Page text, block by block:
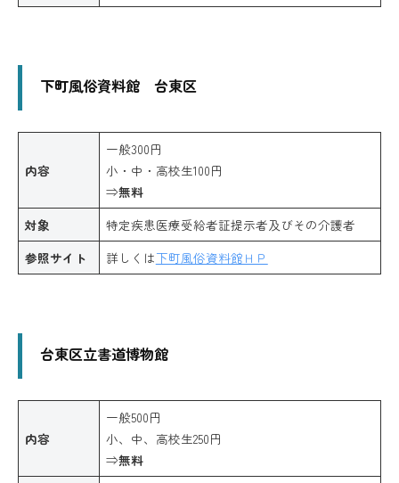
下町風俗資料館 台東区
内容
一般300円
小・中・高校生100円
⇒無料
対象
特定疾患医療受給者証提示者及びその介護者
参照サイト
詳しくは下町風俗資料館ＨＰ
台東区立書道博物館
内容
一般500円
小、中、高校生250円
⇒無料